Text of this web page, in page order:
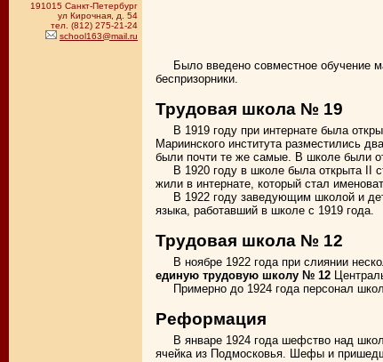
191015 Санкт-Петербург
ул Кирочная, д. 54
тел. (812) 275-21-24
school163@mail.ru
Было введено совместное обучение
беспризорники.
Трудовая школа № 19
В 1919 году при интернате была
Мариинского института разместились
были почти те же самые. В школе были
В 1920 году в школе была открыта II
жили в интернате, который стал
В 1922 году заведующим школой и
языка, работавший в школе с 1919 года.
Трудовая школа № 12
В ноябре 1922 года при слиянии
единую трудовую школу № 12
Примерно до 1924 года персонал
Реформация
В январе 1924 года шефство над
ячейка из Подмосковья. Шефы и